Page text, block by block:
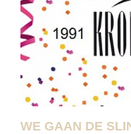
WE GAAN DE